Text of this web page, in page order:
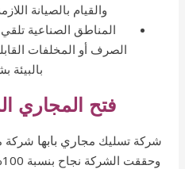
والقيام بالصيانة اللازمة
المناطق الصناعية تلقي
الصرف أو المخلفات القابلة
بالبيئة بشكل
فتح المجاري
تسليك مجاريبابها شركة
وحققت